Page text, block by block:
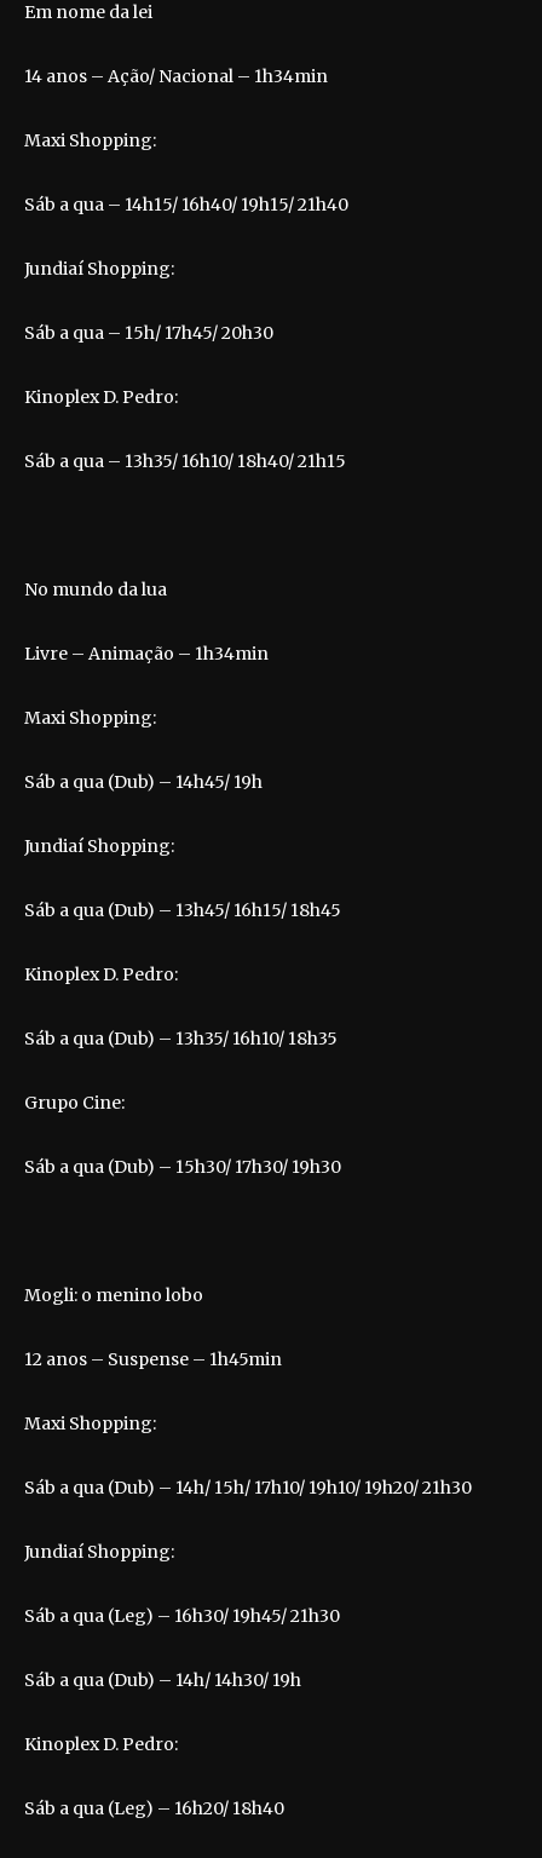
Em nome da lei
14 anos – Ação/ Nacional – 1h34min
Maxi Shopping:
Sáb a qua – 14h15/ 16h40/ 19h15/ 21h40
Jundiaí Shopping:
Sáb a qua – 15h/ 17h45/ 20h30
Kinoplex D. Pedro:
Sáb a qua – 13h35/ 16h10/ 18h40/ 21h15
No mundo da lua
Livre – Animação – 1h34min
Maxi Shopping:
Sáb a qua (Dub) – 14h45/ 19h
Jundiaí Shopping:
Sáb a qua (Dub) – 13h45/ 16h15/ 18h45
Kinoplex D. Pedro:
Sáb a qua (Dub) – 13h35/ 16h10/ 18h35
Grupo Cine:
Sáb a qua (Dub) – 15h30/ 17h30/ 19h30
Mogli: o menino lobo
12 anos – Suspense – 1h45min
Maxi Shopping:
Sáb a qua (Dub) – 14h/ 15h/ 17h10/ 19h10/ 19h20/ 21h30
Jundiaí Shopping:
Sáb a qua (Leg) – 16h30/ 19h45/ 21h30
Sáb a qua (Dub) – 14h/ 14h30/ 19h
Kinoplex D. Pedro:
Sáb a qua (Leg) – 16h20/ 18h40